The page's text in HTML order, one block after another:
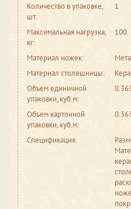
Количество в упаковке,
шт:
1
Максимальная нагрузка,
кг:
100
Материал ножек:
Материал столешницы:
Объем единичной
упаковки, куб.м:
Объем картонной
упаковки, куб.м:
Спецификация: